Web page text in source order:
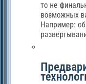
то не
возможных
Например: